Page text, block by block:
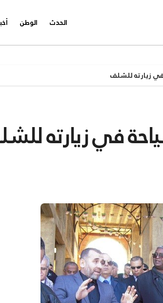
الحدث الوطن
زيارته للشلف
في زيارته